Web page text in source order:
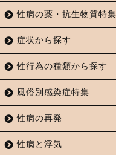
性病の薬・抗生物質特集
症状から探す
性行為の種類から探す
風俗別感染症特集
性病の再発
性病と浮気